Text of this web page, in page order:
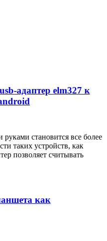
адаптер elm327 к
становится все более
таких устройств, как
позволяет считывать
как